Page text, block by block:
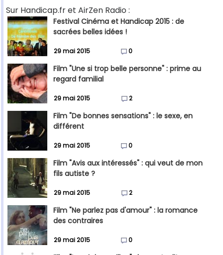
Sur Handicap.fr et AirZen Radio :
Festival Cinéma et Handicap 2015 : de
sacrées belles idées !
29 mai 2015 0
Film "Une si trop belle personne" : prime au
regard familial
29 mai 2015 2
Film "De bonnes sensations" : le sexe, en
différent
29 mai 2015 0
Film "Avis aux intéressés" : qui veut de mon
fils autiste ?
29 mai 2015 2
Film "Ne parlez pas d'amour" : la romance
des contraires
29 mai 2015 0